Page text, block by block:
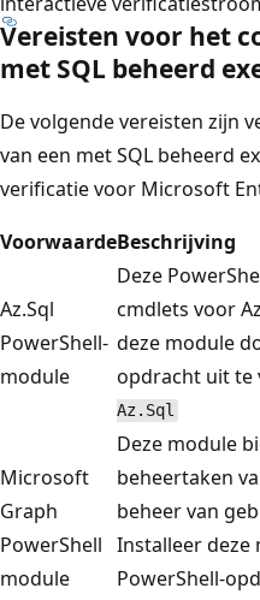
n
d
o
w
s
S
r
e
r
2
2
o
f
h
Vereisten voor het
met SQL beheerd
De volgende vereisten zijn
van een met SQL beheerd
verificatie voor Microsoft
VoorwaardeBeschrijving
Az.Sql
PowerShell-
module
Deze
cmdlets voor
deze module
opdracht uit te
Az.Sql
Microsoft
Graph
PowerShell
module
Deze module
beheertaken
beheer van
Installeer deze
PowerShell-